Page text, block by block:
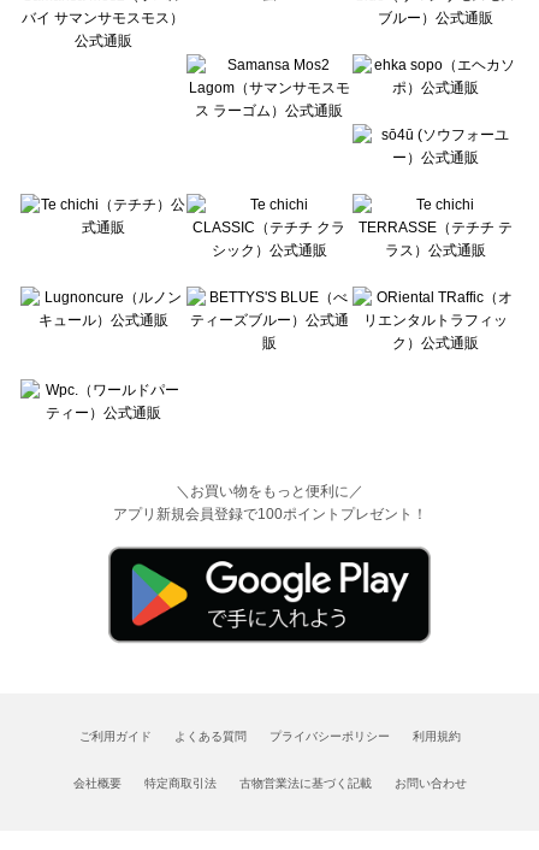
BETTY'S BLUE（べティーズブルー）の一覧
Wpc.（ワールドパーティー）の一覧
＼お買い物をもっと便利に／
アプリ新規会員登録で100ポイントプレゼント！
ご利用ガイド よくある質問 プライバシーポリシー 利用規約
会社概要 特定商取引法 古物営業法に基づく記載 お問い合わせ